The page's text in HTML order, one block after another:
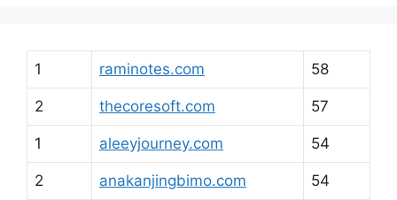
1 raminotes.com 58
2 thecoresoft.com 57
1 aleeyjourney.com 54
2 anakanjingbimo.com 54